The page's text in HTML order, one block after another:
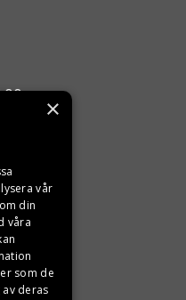
×
vår
din
våra
som de
deras